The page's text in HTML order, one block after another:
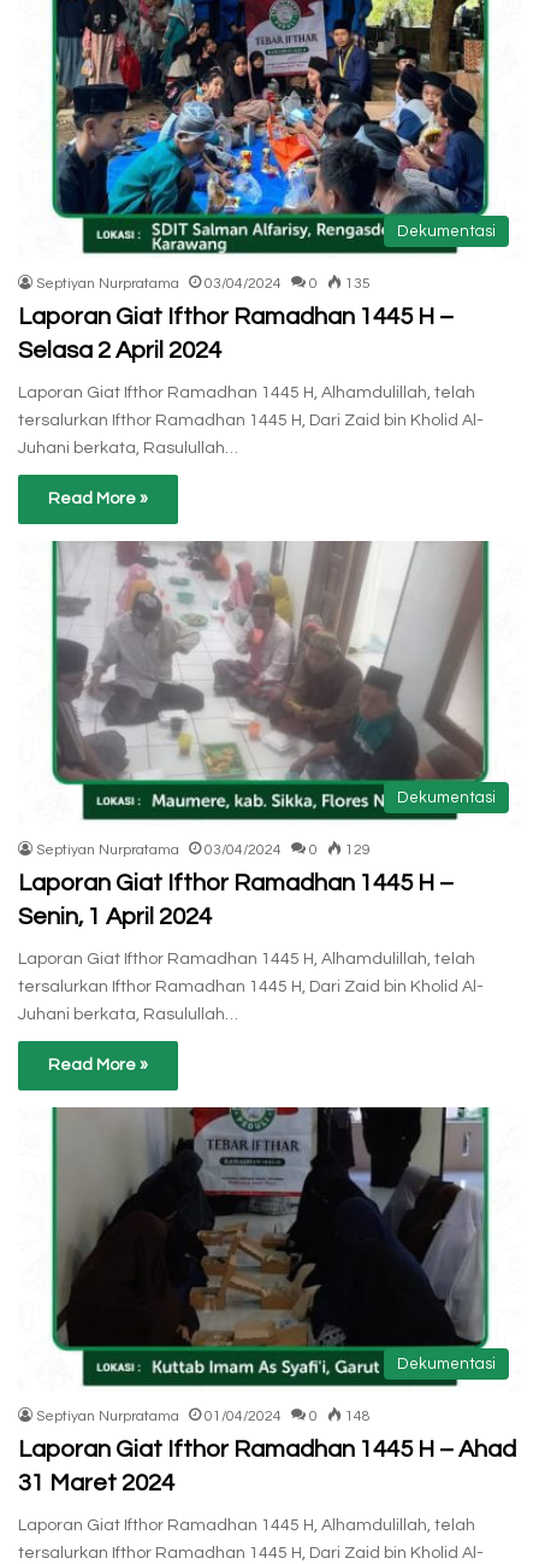
Dekumentasi
Septiyan Nurpratama 03/04/2024 0 135
Laporan Giat Ifthor Ramadhan 1445 H –
Selasa 2 April 2024
Laporan Giat Ifthor Ramadhan 1445 H, Alhamdulillah, telah
tersalurkan Ifthor Ramadhan 1445 H, Dari Zaid bin Kholid Al-
Juhani berkata, Rasulullah…
Read More »
Dekumentasi
Septiyan Nurpratama 03/04/2024 0 129
Laporan Giat Ifthor Ramadhan 1445 H –
Senin, 1 April 2024
Laporan Giat Ifthor Ramadhan 1445 H, Alhamdulillah, telah
tersalurkan Ifthor Ramadhan 1445 H, Dari Zaid bin Kholid Al-
Juhani berkata, Rasulullah…
Read More »
Dekumentasi
Septiyan Nurpratama 01/04/2024 0 148
Laporan Giat Ifthor Ramadhan 1445 H – Ahad
31 Maret 2024
Laporan Giat Ifthor Ramadhan 1445 H, Alhamdulillah, telah
tersalurkan Ifthor Ramadhan 1445 H, Dari Zaid bin Kholid Al-